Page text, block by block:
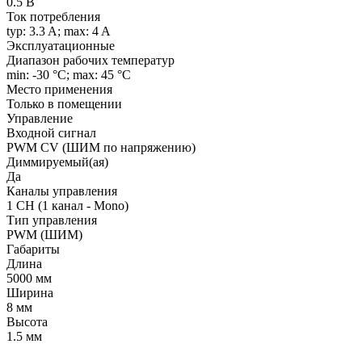
Ток потребления
typ: 3.3 A; max: 4 A
Эксплуатационные
Диапазон рабочих температур
min: -30 °C; max: 45 °C
Место применения
Только в помещении
Управление
Входной сигнал
PWM СV (ШИМ по напряжению)
Диммируемый(ая)
Да
Каналы управления
1 CH (1 канал - Mono)
Тип управления
PWM (ШИМ)
Габариты
Длина
5000 мм
Ширина
8 мм
Высота
1.5 мм